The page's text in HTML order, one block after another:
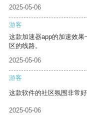
2025-05-06
游客
这款加速器app的加速效
区的线路。
2025-05-06
游客
这款软件的社区氛围非常
2025-05-06